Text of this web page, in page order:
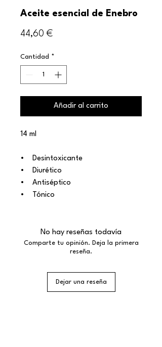
Aceite esencial de Enebro
44,60 €Precio
Cantidad *
Añadir al carrito
14 ml
• Desintoxicante
• Diurético
• Antiséptico
• Tónico
No hay reseñas todavía
Comparte tu opinión. Deja la primera
reseña.
Dejar una reseña